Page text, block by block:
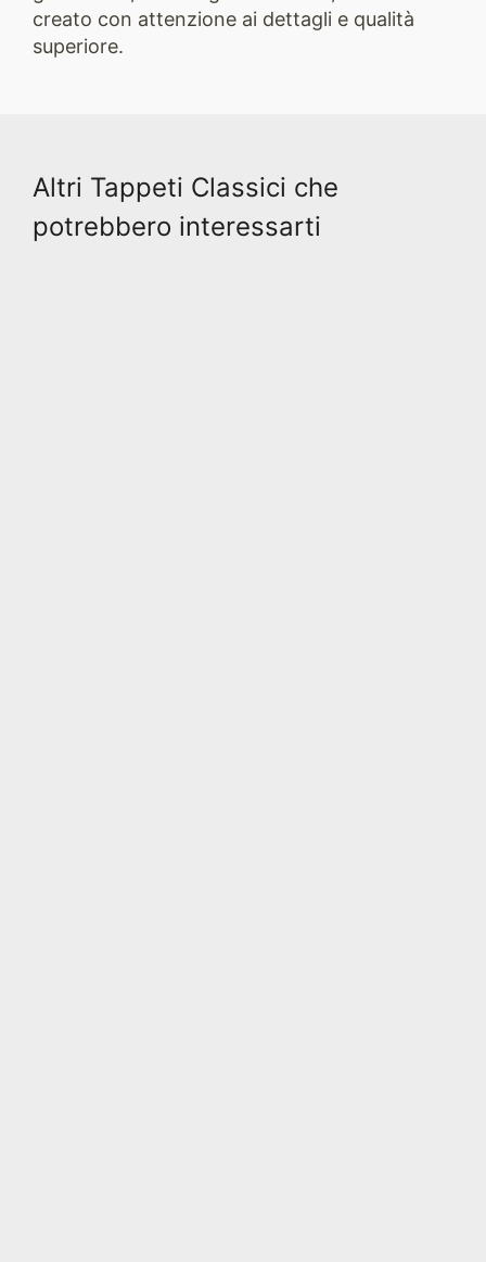
creato con attenzione ai dettagli e qualità
superiore.
Altri Tappeti Classici che
potrebbero interessarti